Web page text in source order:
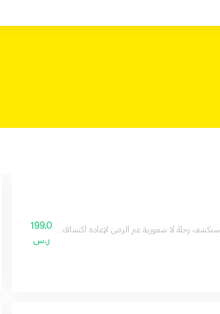
استكشف رحلةٌ لا شعورية عبر الزمن لإعادة اكتشاف الحدائق المزينة
199.0
ر.س